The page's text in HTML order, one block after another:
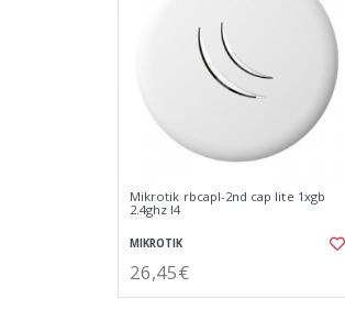
Mikrotik rbcapl-2nd cap lite 1xgb
2.4ghz l4
MIKROTIK
26,45€